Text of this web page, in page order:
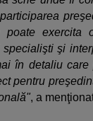
poate exercita
şi
în detaliu
pentru
, a